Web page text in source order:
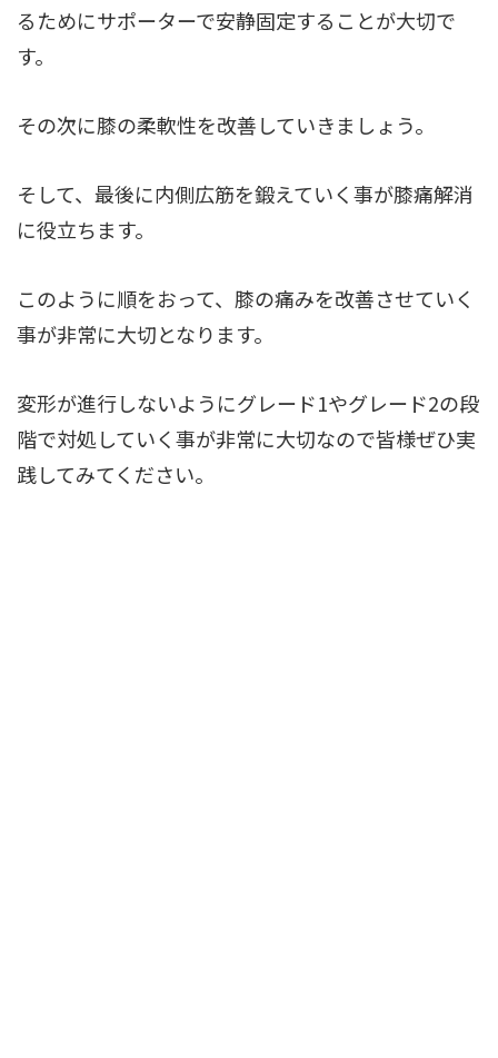
るためにサポーターで安静固定することが大切で
す。
その次に膝の柔軟性を改善していきましょう。
そして、最後に内側広筋を鍛えていく事が膝痛解消
に役立ちます。
このように順をおって、膝の痛みを改善させていく
事が非常に大切となります。
変形が進行しないようにグレード1やグレード2の段
階で対処していく事が非常に大切なので皆様ぜひ実
践してみてください。